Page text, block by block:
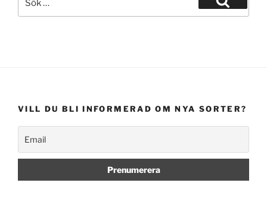
efter:
Sök
VILL DU BLI INFORMERAD OM NYA SORTER?